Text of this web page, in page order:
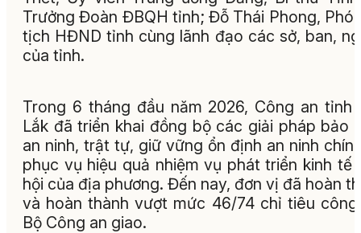
Trưởng Đoàn ĐBQH tỉnh; Đỗ Thái Phong, Phó
tịch HĐND tỉnh cùng lãnh đạo các sở, ban,
của tỉnh.
Trong 6 tháng đầu năm 2026, Công an tỉnh
Lắk đã triển khai đồng bộ các giải pháp bảo
an ninh, trật tự, giữ vững ổn định an ninh
phục vụ hiệu quả nhiệm vụ phát triển kinh tế
hội của địa phương. Đến nay, đơn vị đã hoàn
và hoàn thành vượt mức 46/74 chỉ tiêu
Bộ Công an giao.